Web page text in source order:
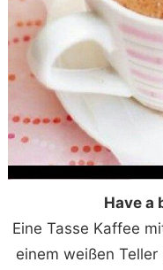
Have a
Eine Tasse Kaffee
einem weißen